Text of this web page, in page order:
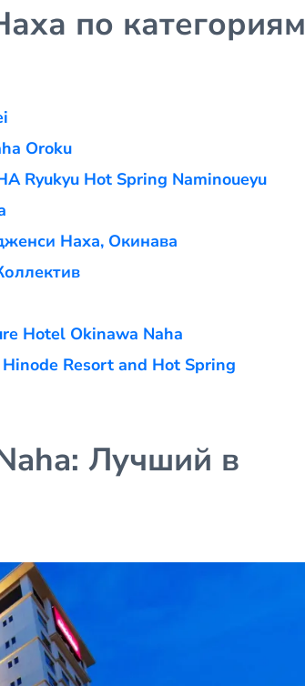
по категориям
Oroku
Ryukyu Hot Spring Naminoueyu
Наха, Окинава
Hotel Okinawa Naha
Resort and Hot Spring
Лучший в